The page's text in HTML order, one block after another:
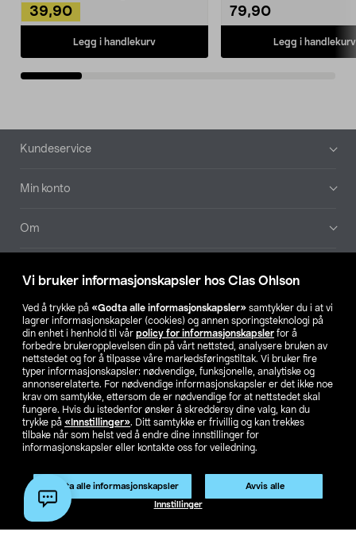
Vi bruker informasjonskapsler hos Clas Ohlson
Ved å trykke på «Godta alle informasjonskapsler» samtykker du i at vi
lagrer informasjonskapsler (cookies) og annen sporingsteknologi på
din enhet i henhold til vår policy for informasjonskapsler for å
forbedre brukeropplevelsen din på vårt nettsted, analysere bruken av
nettstedet og for å tilpasse våre markedsføringstiltak. Vi bruker fire
typer informasjonskapsler: nødvendige, funksjonelle, analytiske og
annonserelaterte. For nødvendige informasjonskapsler er det ikke noe
krav om samtykke, ettersom de er nødvendige for at nettstedet skal
fungere. Hvis du istedenfor ønsker å skreddersy dine valg, kan du
trykke på «Innstillinger». Ditt samtykke er frivillig og kan trekkes
tilbake når som helst ved å endre dine innstillinger for
informasjonskapsler eller kontakte oss for veiledning.
Godta alle informasjonskapsler Avvis alle
Innstillinger
39,90
Legg i handlekurv
79,90
Legg i handlekurv
Bunntekst
Kundeservice
Min konto
Om
Våre selskaper
Finn din butikk
SE NO FI
Privacy statement Medlemsvilkår Kjøpsvilkår
For bedrifter
Endre til priser ekskl. moms